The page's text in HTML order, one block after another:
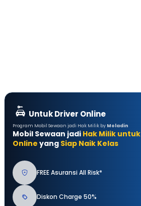
Untuk Driver Online
Program Mobil Sewaan jadi Hak Milik by Moladin
Mobil Sewaan jadi Hak Milik untuk
Online yang Siap Naik Kelas
FREE Asuransi All Risk*
Diskon Charge 50%